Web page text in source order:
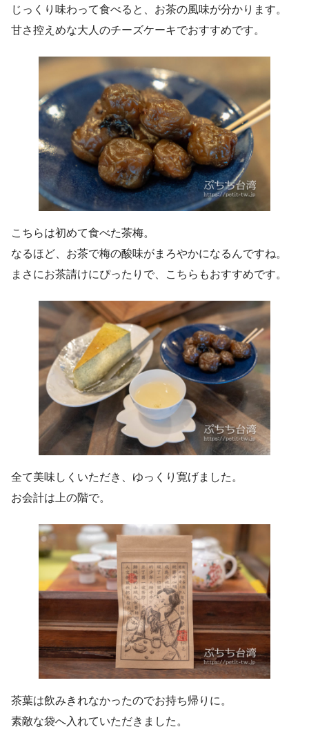
じっくり味わって食べると、お茶の風味が分かります。
甘さ控えめな大人のチーズケーキでおすすめです。
こちらは初めて食べた茶梅。
なるほど、お茶で梅の酸味がまろやかになるんですね。
まさにお茶請けにぴったりで、こちらもおすすめです。
全て美味しくいただき、ゆっくり寛げました。
お会計は上の階で。
茶葉は飲みきれなかったのでお持ち帰りに。
素敵な袋へ入れていただきました。